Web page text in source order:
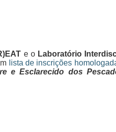
e o Laboratório
lista de inscrições
e Esclarecido dos